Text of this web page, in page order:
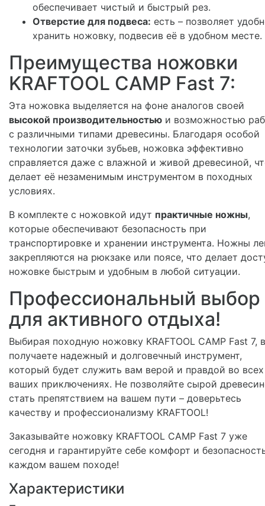
обеспечивает чистый и быстрый рез.
Отверстие для подвеса: есть – позволяет
хранить ножовку, подвесив её в удобном месте.
Преимущества ножовки
KRAFTOOL CAMP Fast 7:
Эта ножовка выделяется на фоне аналогов своей
высокой производительностью и возможностью
с различными типами древесины. Благодаря особой
технологии заточки зубьев, ножовка эффективно
справляется даже с влажной и живой древесиной,
делает её незаменимым инструментом в походных
условиях.
В комплекте с ножовкой идут практичные ножны,
которые обеспечивают безопасность при
транспортировке и хранении инструмента. Ножны
закрепляются на рюкзаке или поясе, что делает
ножовке быстрым и удобным в любой ситуации.
Профессиональный выбор
для активного отдыха!
Выбирая походную ножовку KRAFTOOL CAMP Fast 7,
получаете надежный и долговечный инструмент,
который будет служить вам верой и правдой во всех
ваших приключениях. Не позволяйте сырой
стать препятствием на вашем пути – доверьтесь
качеству и профессионализму KRAFTOOL!
Заказывайте ножовку KRAFTOOL CAMP Fast 7 уже
сегодня и гарантируйте себе комфорт и
каждом вашем походе!
Характеристики